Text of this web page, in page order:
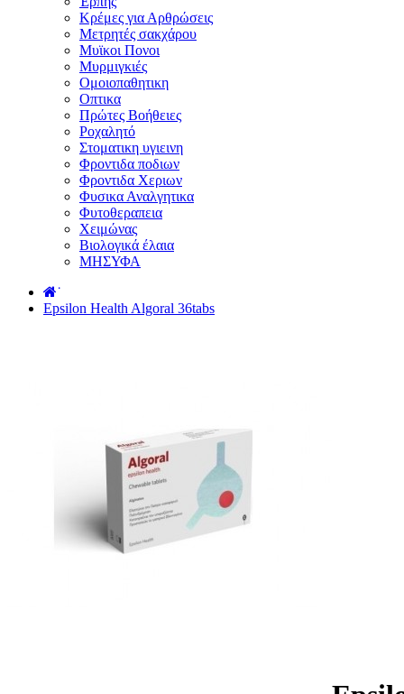
Κρέμες για Αρθρώσεις
Μετρητές σακχάρου
Μυϊκοι Πονοι
Μυρμιγκιές
Ομοιοπαθητικη
Οπτικα
Πρώτες Βοήθειες
Ροχαλητό
Στοματικη υγιεινη
Φροντιδα ποδιων
Φροντιδα Χεριων
Φυσικα Αναλγητικα
Φυτοθεραπεια
Χειμώνας
Βιολογικά έλαια
ΜΗΣΥΦΑ
˙
Epsilon Health Algoral 36tabs